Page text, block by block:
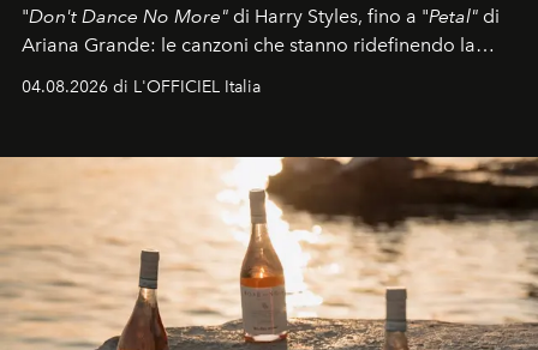
"Don't Dance No More" di Harry Styles, fino a "Petal" di
Ariana Grande: le canzoni che stanno ridefinendo la
colonna sonora della stagione.
04.08.2026 di L'OFFICIEL Italia